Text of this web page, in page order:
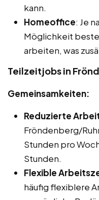
kann.
Homeoffice: Je
Möglichkeit
arbeiten, was
Teilzeitjobs in
Gemeinsamkeiten:
Reduzierte
Fröndenberg/
Stunden pro
Stunden.
Flexible
häufig flexiblere